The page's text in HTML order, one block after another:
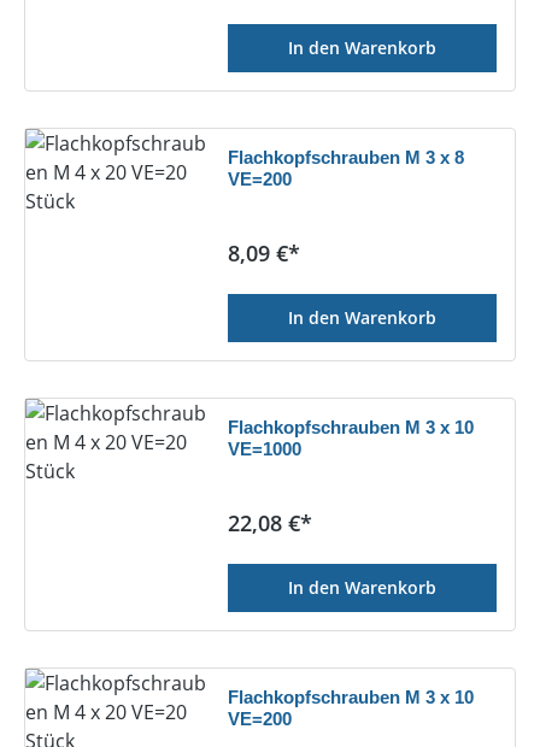
In den Warenkorb
Flachkopfschrauben M 3 x 8
VE=200
Regulärer Preis:
8,09 €*
In den Warenkorb
Flachkopfschrauben M 3 x 10
VE=1000
Regulärer Preis:
22,08 €*
In den Warenkorb
Flachkopfschrauben M 3 x 10
VE=200